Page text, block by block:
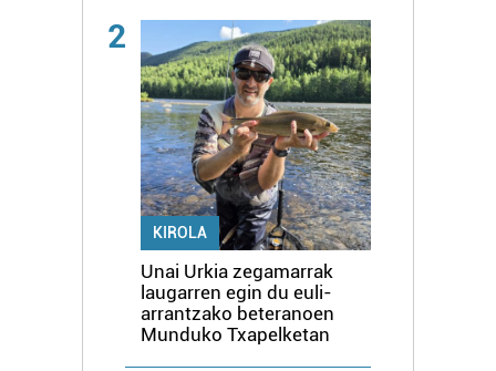
2
KIROLA
Unai Urkia zegamarrak
laugarren egin du euli-
arrantzako beteranoen
Munduko Txapelketan